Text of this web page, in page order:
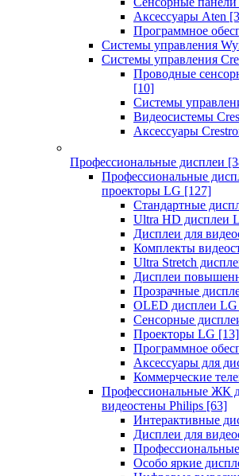
Аксессуары Aten
Программное
Системы управления
Системы управления
Проводные
[10]
Системы
Видеосистемы
Аксессуары
Профессиональные дисплеи
Профессиональные
проекторы LG [127]
Стандартные
Ultra HD дисплеи
Дисплеи для
Комплекты
Ultra Stretch
Дисплеи
Прозрачные
OLED дисплеи LG
Сенсорные
Проекторы LG [13]
Программное
Аксессуары для
Коммерческие
Профессиональные ЖК
видеостены Philips [63]
Интерактивные
Дисплеи для
Особо яркие